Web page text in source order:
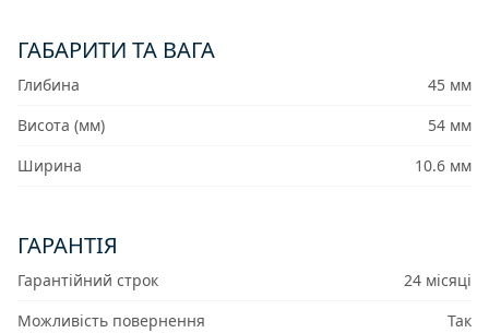
ГАБАРИТИ ТА ВАГА
Глибина
45 мм
Висота (мм)
54 мм
Ширина
10.6 мм
ГАРАНТІЯ
Гарантійний строк
24 місяці
Можливість повернення
Так